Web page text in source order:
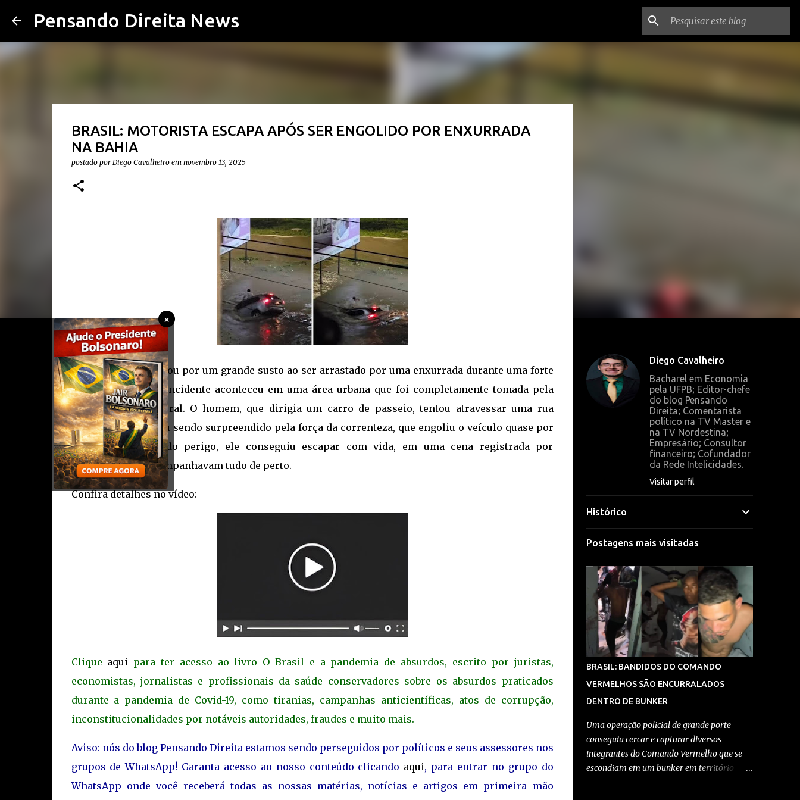
Pensando Direita News
×
BRASIL: MOTORISTA ESCAPA APÓS SER ENGOLIDO POR ENXURRADA
NA BAHIA
postado por Diego Cavalheiro em novembro 13, 2025
Um motorista passou por um grande susto ao ser arrastado por uma enxurrada durante uma forte
chuva na Bahia. O incidente aconteceu em uma área urbana que foi completamente tomada pela
água após o temporal. O homem, que dirigia um carro de passeio, tentou atravessar uma rua
alagada, mas acabou sendo surpreendido pela força da correnteza, que engoliu o veículo quase por
completo. Apesar do perigo, ele conseguiu escapar com vida, em uma cena registrada por
moradores que acompanhavam tudo de perto.
Confira detalhes no vídeo:
Clique aqui para ter acesso ao livro O Brasil e a pandemia de absurdos, escrito por juristas,
economistas, jornalistas e profissionais da saúde conservadores sobre os absurdos praticados
durante a pandemia de Covid-19, como tiranias, campanhas anticientíficas, atos de corrupção,
inconstitucionalidades por notáveis autoridades, fraudes e muito mais.
Aviso: nós do blog Pensando Direita estamos sendo perseguidos por políticos e seus assessores nos
grupos de WhatsApp! Garanta acesso ao nosso conteúdo clicando aqui, para entrar no grupo do
WhatsApp onde você receberá todas as nossas matérias, notícias e artigos em primeira mão
Diego Cavalheiro
Bacharel em Economia
pela UFPB; Editor-chefe
do blog Pensando
Direita; Comentarista
político na TV Master e
na TV Nordestina;
Empresário; Consultor
financeiro; Cofundador
da Rede Intelicidades.
Visitar perfil
Histórico
Postagens mais visitadas
BRASIL: BANDIDOS DO COMANDO
VERMELHOS SÃO ENCURRALADOS
DENTRO DE BUNKER
Uma operação policial de grande porte
conseguiu cercar e capturar diversos
integrantes do Comando Vermelho que se
escondiam em um bunker em território